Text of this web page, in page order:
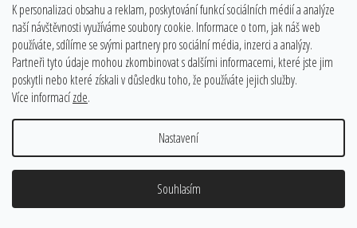
K personalizaci obsahu a reklam, poskytování funkcí sociálních médií a analýze
naší návštěvnosti využíváme soubory cookie. Informace o tom, jak náš web
používáte, sdílíme se svými partnery pro sociální média, inzerci a analýzy.
Partneři tyto údaje mohou zkombinovat s dalšími informacemi, které jste jim
poskytli nebo které získali v důsledku toho, že používáte jejich služby.
Více informacízde.
Nastavení
Souhlasím
Onyx nabízí spojení s jednotou vesmíru.
Dokáže vás přesunout po proudu času, abyste pohlédli na
vlastní budoucnost, a díky své moci ovlivnit lidské síly a
schopnosti vám dopomůže, abyste se stali skutečnými pány
svého osudu. Kámen přináší ráznost, vytrvalost a životní sílu.
Usnadňuje přijímat poučení z minulosti, zvyšuje sebedůvěru a
pomáhá vyrovnat se s podmínkami ve vašem okolí.
Onyx je mlčenlivý kámen, jenž vám poslouží jako nejdůvěrnější
rádce. Říká se, že v sobě udržuje vzpomínky na všechno co
ten, kdo jej nosí, prožil. Lze jej použít v psychometrii, aby v